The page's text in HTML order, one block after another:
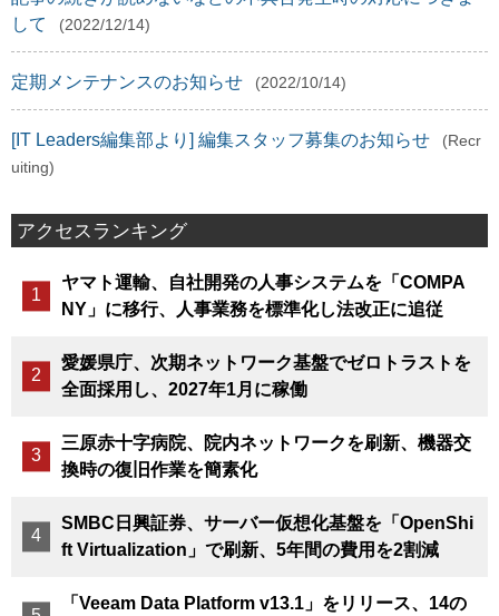
して
(2022/12/14)
定期メンテナンスのお知らせ (2022/10/14)
[IT Leaders編集部より] 編集スタッフ募集のお知らせ
(Recr
uiting)
アクセスランキング
ヤマト運輸、自社開発の人事システムを「COMPA
NY」に移行、人事業務を標準化し法改正に追従
愛媛県庁、次期ネットワーク基盤でゼロトラストを
全面採用し、2027年1月に稼働
三原赤十字病院、院内ネットワークを刷新、機器交
換時の復旧作業を簡素化
SMBC日興証券、サーバー仮想化基盤を「OpenShi
ft Virtualization」で刷新、5年間の費用を2割減
「Veeam Data Platform v13.1」をリリース、14の